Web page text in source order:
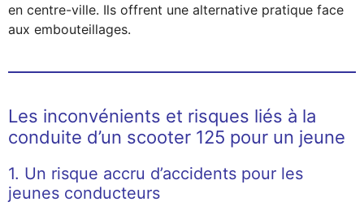
en centre-ville. Ils offrent une alternative pratique face
aux embouteillages.
Les inconvénients et risques liés à la
conduite d’un scooter 125 pour un jeune
1. Un risque accru d’accidents pour les
jeunes conducteurs